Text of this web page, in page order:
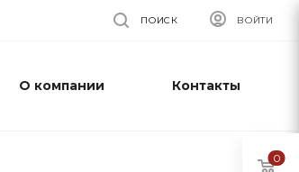
ВОЙТИ
ПОИСК
О компании Контакты
0